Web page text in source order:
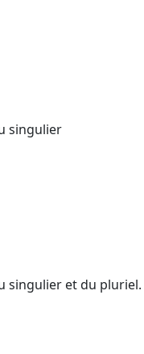
singulier
singulier et du pluriel.